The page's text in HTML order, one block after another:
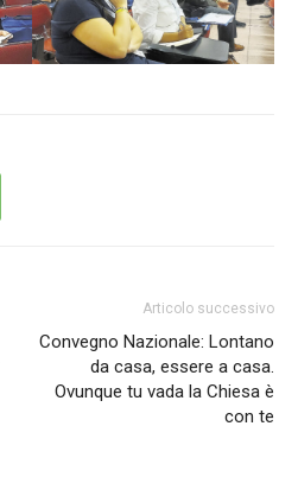
Articolo successivo
Convegno Nazionale: Lontano
da casa, essere a casa.
Ovunque tu vada la Chiesa è
con te